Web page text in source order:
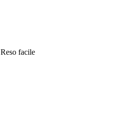
Reso facile